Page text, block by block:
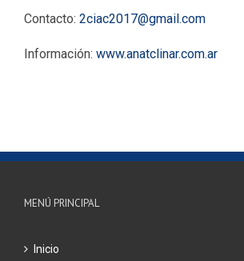
Contacto: 2ciac2017@gmail.com
Información: www.anatclinar.com.ar
MENÚ PRINCIPAL
Inicio